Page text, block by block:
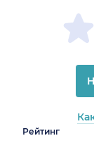
Рейтинг